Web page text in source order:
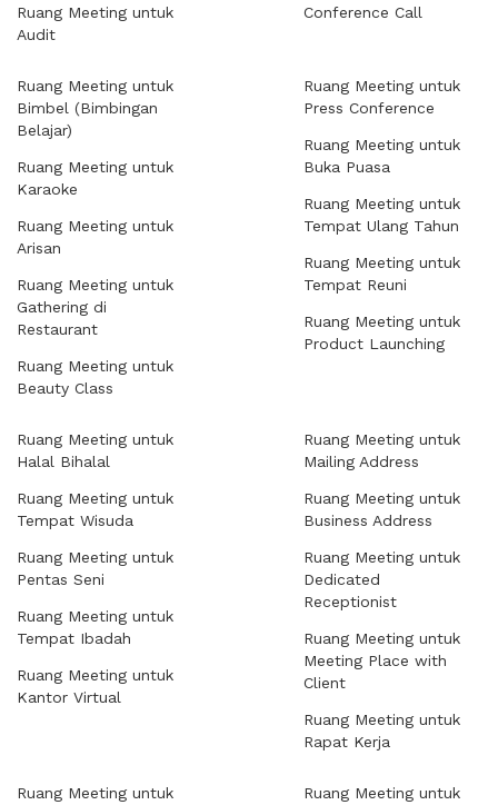
Ruang Meeting untuk
Audit
Conference Call
Ruang Meeting untuk
Bimbel (Bimbingan
Belajar)
Ruang Meeting untuk
Karaoke
Ruang Meeting untuk
Arisan
Ruang Meeting untuk
Gathering di
Restaurant
Ruang Meeting untuk
Beauty Class
Ruang Meeting untuk
Press Conference
Ruang Meeting untuk
Buka Puasa
Ruang Meeting untuk
Tempat Ulang Tahun
Ruang Meeting untuk
Tempat Reuni
Ruang Meeting untuk
Product Launching
Ruang Meeting untuk
Halal Bihalal
Ruang Meeting untuk
Tempat Wisuda
Ruang Meeting untuk
Pentas Seni
Ruang Meeting untuk
Tempat Ibadah
Ruang Meeting untuk
Kantor Virtual
Ruang Meeting untuk
Mailing Address
Ruang Meeting untuk
Business Address
Ruang Meeting untuk
Dedicated
Receptionist
Ruang Meeting untuk
Meeting Place with
Client
Ruang Meeting untuk
Rapat Kerja
Ruang Meeting untuk
Ruang Meeting untuk